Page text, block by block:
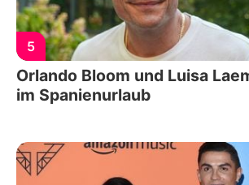
5
Orlando Bloom und Luisa
im Spanienurlaub